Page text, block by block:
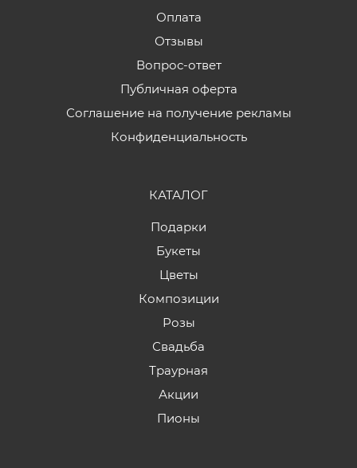
Оплата
Отзывы
Вопрос-ответ
Публичная оферта
Соглашение на получение рекламы
Конфиденциальность
КАТАЛОГ
Подарки
Букеты
Цветы
Композиции
Розы
Свадьба
Траурная
Акции
Пионы